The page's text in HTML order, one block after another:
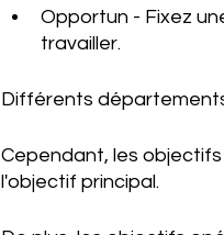
Opportun - Fixez
travailler.
Différents
Cependant, les
l'objectif principal.